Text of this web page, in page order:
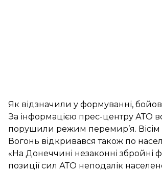
Як відзначили у формуванні,
За інформацією прес-центру АТО
порушили режим перемир’я. Вісім
Вогонь відкривався також по
«На Донеччині незаконні збройні
позиції сил АТО неподалік